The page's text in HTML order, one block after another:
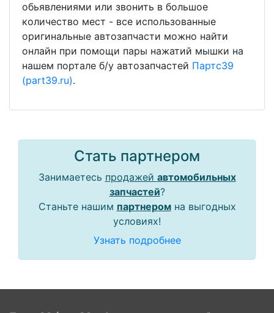
обьявлениями или звонить в большое
количество мест - все использованные
оригинальные автозапчасти можно найти
онлайн при помощи пары нажатий мышки на
нашем портале б/у автозапчастей Партс39
(part39.ru).
Стать партнером
Занимаетесь продажей автомобильных
запчастей?
Станьте нашим партнеромна выгодных
условиях!
Узнать подробнее